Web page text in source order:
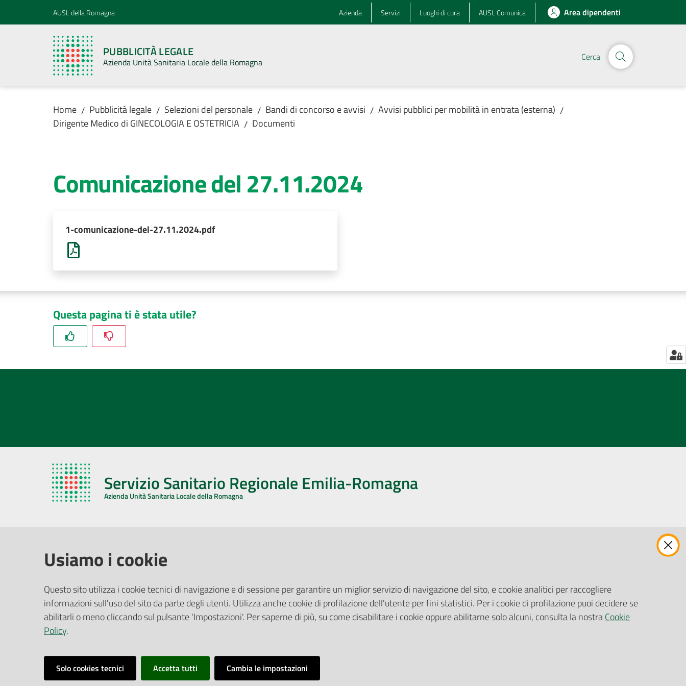
Vai al contenuto
Vai alla navigazioneAUSL della Romagna Azienda Servizi Luoghi di cura AUSL Comunica Area dipendenti
PUBBLICITÀ LEGALE
Azienda Unità Sanitaria Locale della Romagna Cerca
Home / Pubblicità legale / Selezioni del personale / Bandi di concorso e avvisi / Avvisi pubblici per mobilità in entrata (esterna) /
Dirigente Medico di GINECOLOGIA E OSTETRICIA / Documenti
Comunicazione del 27.11.2024
1-comunicazione-del-27.11.2024.pdf
Questa pagina ti è stata utile?
Servizio Sanitario Regionale Emilia-Romagna
Azienda Unità Sanitaria Locale della Romagna
Via De Gasperi, 8 - 48121 Ravenna (RA)
CF/P.IVA:02483810392
PEC:
azienda@pec.auslromagna.it
Ufficio Relazioni con il Pubblico
Riferimenti per la Stampa
Pubblicità legale
Albo Pretorio
Privacy Policy
Attuazione Misure PNRR
Gare e Appalti
Richiesta Patrocinio
Usiamo i cookie
Questo sito utilizza i cookie tecnici di navigazione e di sessione per garantire un miglior servizio di navigazione del sito, e cookie analitici per raccogliere
informazioni sull'uso del sito da parte degli utenti. Utilizza anche cookie di profilazione dell'utente per fini statistici. Per i cookie di profilazione puoi decidere se
abilitarli o meno cliccando sul pulsante 'Impostazioni'. Per saperne di più, su come disabilitare i cookie oppure abilitarne solo alcuni, consulta la nostraCookie
Policy.
Solo cookies tecnici Accetta tutti Cambia le impostazioni